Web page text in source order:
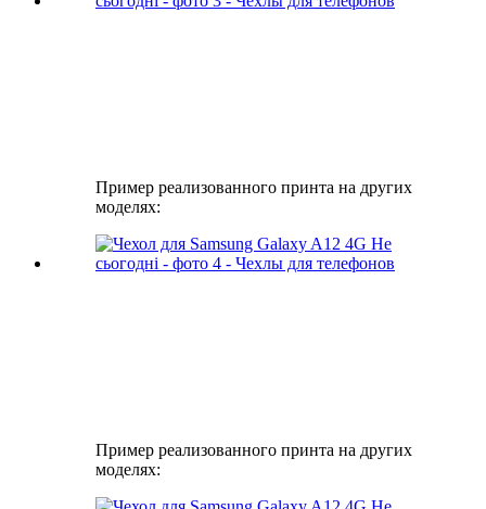
Пример реализованного принта на других
моделях:
Пример реализованного принта на других
моделях: